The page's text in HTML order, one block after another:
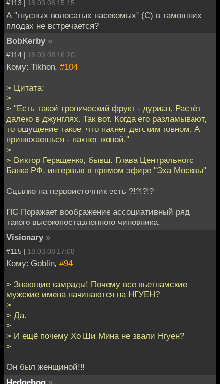
#113 | 18.03.08 15:15
А "гнусных волосатых насекомых" (С) в тамошних
плодах не встречается?
BobKerby »
#114 | 18.03.08 16:20
Кому: Tikhon, #104
> Цитата:
>
> "Есть такой тропический фрукт - дуриан. Растёт
далеко в джунглях. Так вот. Когда его разламывают,
то ощущение такое, что пахнет детским говном. А
принюхаешься - пахнет жопой."
>
> Виктор Геращенко, бывш. Глава Центрального
Банка РФ, интервью в прямом эфире "Эха Москвы"
Сцылко на первоисточник есть ?!?!?!?
ПС Поражает воображение ассоциативный ряд
такого высокопоставленного чиновника.
Visionary »
#115 | 18.03.08 17:08
Кому: Goblin, #94
> Знающие камрады! Почему все вьетнамские
мужские имена начинаются на НГУЕН?
>
> Да.
>
> И ещё почему Хо Ши Мина не звали Нгуен?
>
Он был женщиной!!!